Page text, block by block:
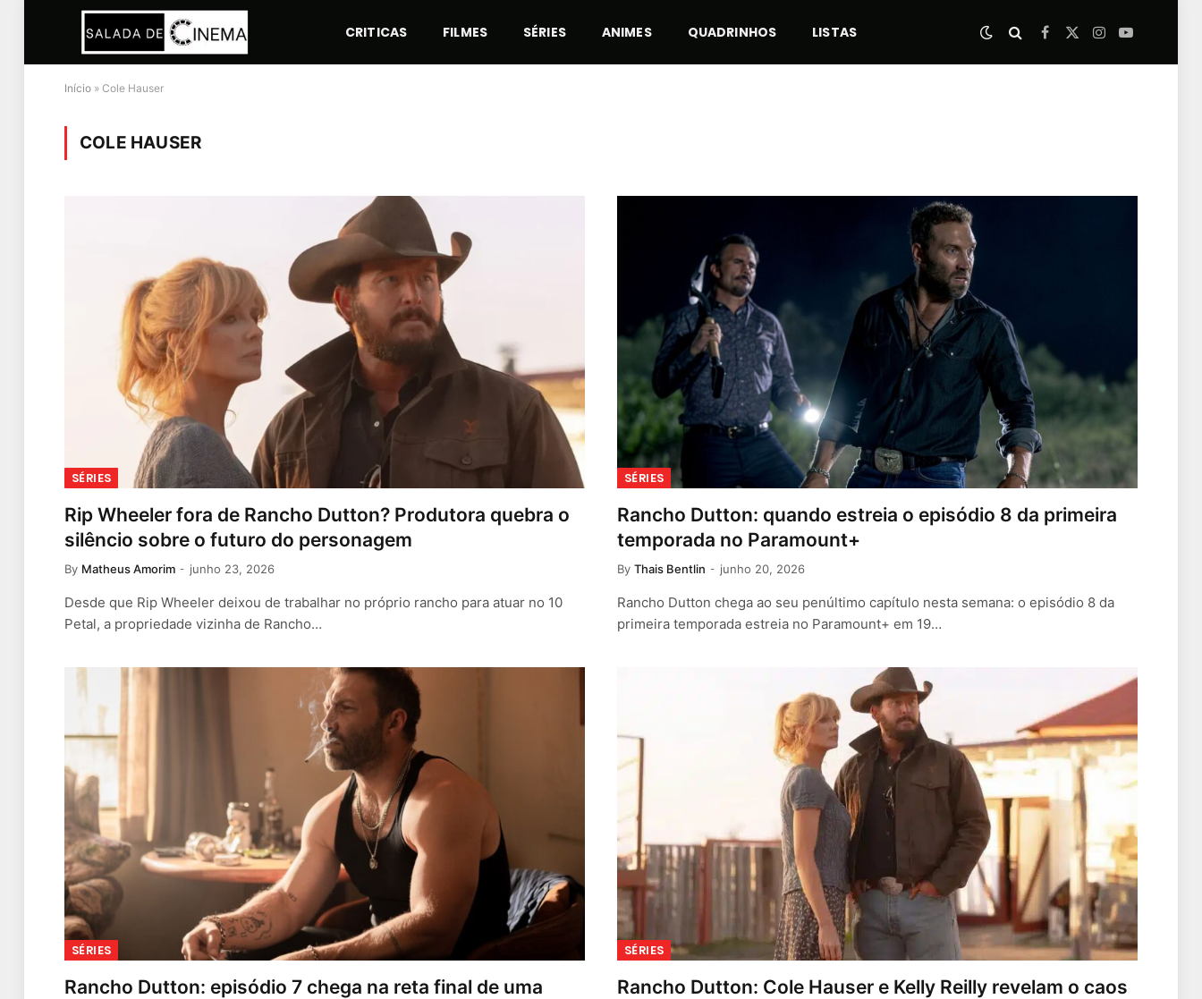
CRITICAS FILMES SÉRIES ANIMES QUADRINHOS LISTAS Facebook
X
Instagram
YouTube
Início » Cole Hauser
COLE HAUSER
SÉRIES
Rip Wheeler fora de Rancho Dutton? Produtora quebra o
silêncio sobre o futuro do personagem
By Matheus Amorim junho 23, 2026
Desde que Rip Wheeler deixou de trabalhar no próprio rancho para atuar no 10
Petal, a propriedade vizinha de Rancho…
SÉRIES
Rancho Dutton: quando estreia o episódio 8 da primeira
temporada no Paramount+
By Thais Bentlin junho 20, 2026
Rancho Dutton chega ao seu penúltimo capítulo nesta semana: o episódio 8 da
primeira temporada estreia no Paramount+ em 19…
SÉRIES
Rancho Dutton: episódio 7 chega na reta final de uma
SÉRIES
Rancho Dutton: Cole Hauser e Kelly Reilly revelam o caos